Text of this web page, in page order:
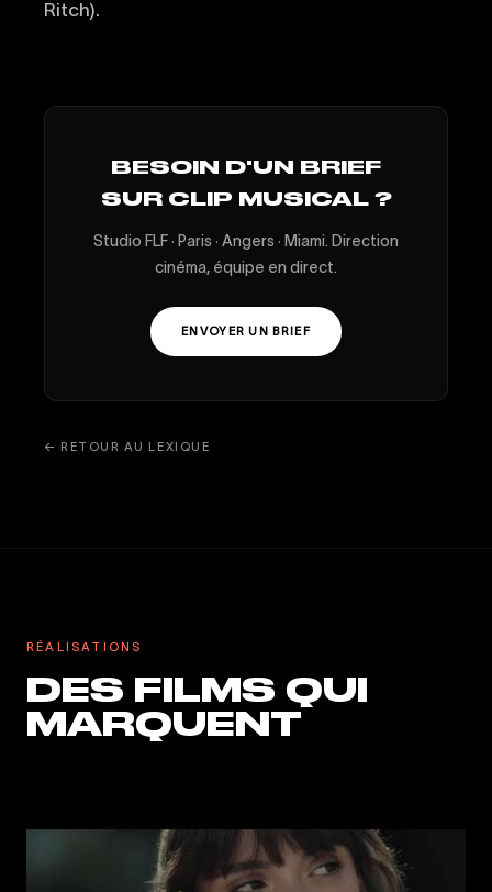
Ritch).
BESOIN D'UN BRIEF
SUR CLIP MUSICAL ?
Studio FLF · Paris · Angers · Miami. Direction
cinéma, équipe en direct.
ENVOYER UN BRIEF
← RETOUR AU LEXIQUE
RÉALISATIONS
DES FILMS QUI
MARQUENT